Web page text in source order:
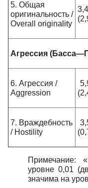
5. Общая
оригинальность /
Overall originality
Агрессия
6. Агрессия /
Aggression
7. Враждебность
/ Hostility
Примечание:
уровне 0,01
значима на